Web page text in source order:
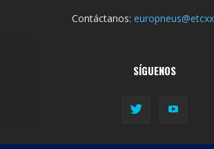
Contáctanos:
SÍGUENOS